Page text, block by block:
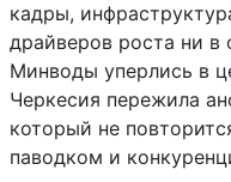
кадры,
драйверов роста ни
Минводы уперлись в
Черкесия пережила
который не
паводком и